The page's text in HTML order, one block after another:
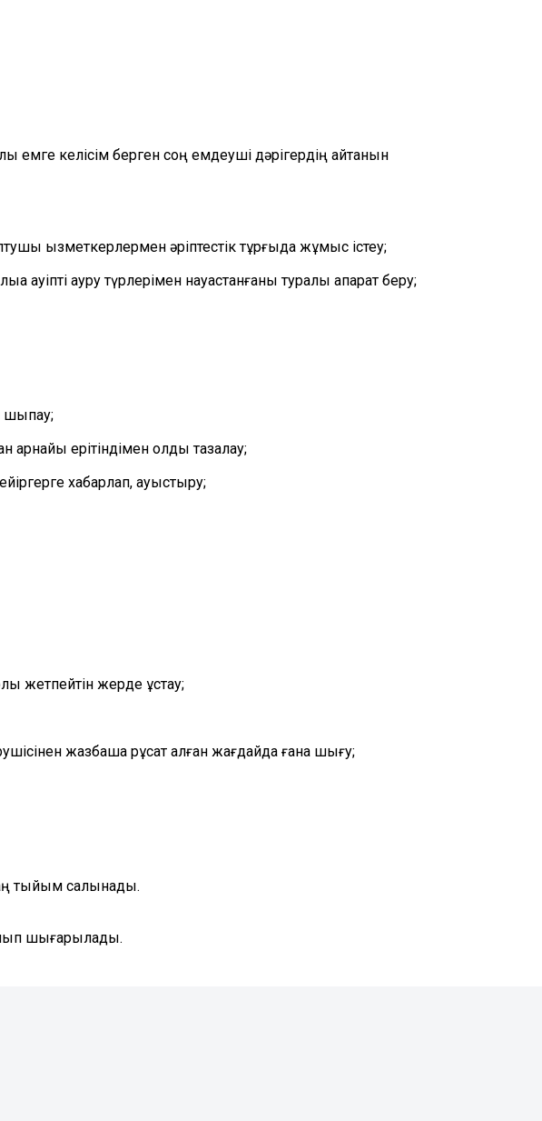
емге келісім берген соң емдеуші дәрігердің айтқанын
қызметкерлермен әріптестік тұрғыда жұмыс істеу;
қауіпті ауру түрлерімен науқастанғаны туралы ақпарат беру;
шықпау;
арнайы ерітіндімен қолды тазалау;
хабарлап, ауыстыру;
жетпейтін жерде ұстау;
жазбаша рұқсат алған жағдайда ғана шығу;
тыйым салынады.
шығарылады.